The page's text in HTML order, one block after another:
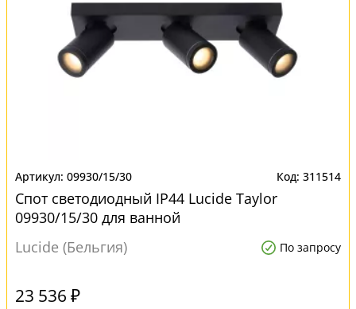
09930/15/30 311514
Спот светодиодный IP44 Lucide Taylor
09930/15/30 для ванной
Lucide (Бельгия)
По запросу
23 536 ₽